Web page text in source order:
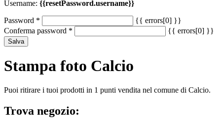
Username: {{resetPassword.username}}
Password *
{{ errors[0] }}
Conferma password * {{ errors[0] }}
Salva
Stampa foto Calcio
Puoi ritirare i tuoi prodotti in 1 punti vendita nel comune di Calcio.
Trova negozio: